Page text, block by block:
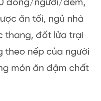
đồng/người/đêm,
ăn tối, ngủ nhà
thang, đốt lửa trại
theo nếp của người
món ăn đậm chất